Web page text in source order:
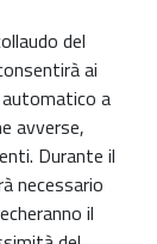
del
ai
a
avverse,
Durante il
necessario
il